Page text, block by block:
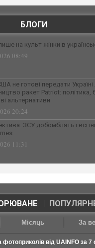
БЛОГИ
на культ жінки в
08:49
не готові передати Україні
ракет Patriot: політика,
альтернативи
20:24
ЗСУ добомблять і всі
11:31
|
Місяць За
фотоприколів від UAINFO за 7